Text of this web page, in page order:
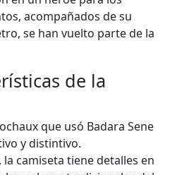
acompañados de su
se han vuelto parte de la
de la
que usó Badara Sene
y distintivo.
camiseta tiene detalles en